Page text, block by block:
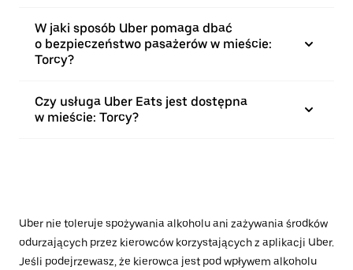
W jaki sposób Uber pomaga dbać
o bezpieczeństwo pasażerów w mieście:
Torcy?
Czy usługa Uber Eats jest dostępna
w mieście: Torcy?
Uber nie toleruje spożywania alkoholu ani zażywania środków
odurzających przez kierowców korzystających z aplikacji Uber.
Jeśli podejrzewasz, że kierowca jest pod wpływem alkoholu